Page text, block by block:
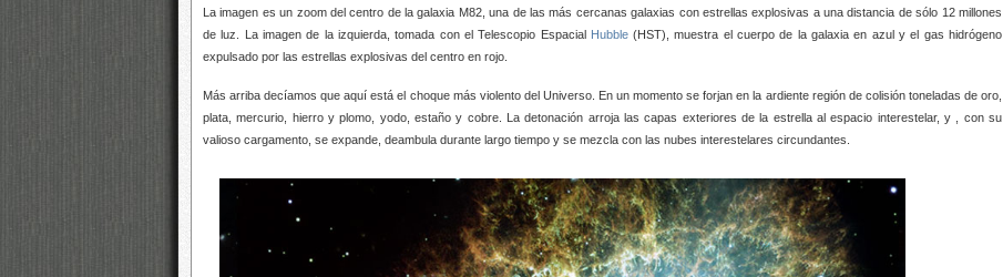
La imagen es un zoom del centro de la galaxia M82, una de las más cercanas galaxias con estrellas explosivas a una distancia de sólo 12 millones
deluz. La imagen de la izquierda, tomada con el Telescopio Espacial Hubble(HST), muestra el cuerpo de la galaxia en azul y el gas hidrógeno
expulsado por las estrellas explosivas del centro en rojo.
Más arriba decíamos que aquí está el choque más violento del Universo. En un momento se forjan en la ardiente región de colisión toneladas de oro,
plata, mercurio, hierro y plomo, yodo, estaño y cobre. La detonación arroja las capas exteriores de la estrella al espacio interestelar, y
, con su
valioso cargamento, se expande, deambula durante largo tiempo y se mezcla con las nubes interestelares circundantes.